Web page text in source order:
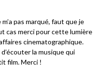
pas marqué, faut que je
cas merci pour cette lumière
cinematographique.
la musique qui
film. Merci !